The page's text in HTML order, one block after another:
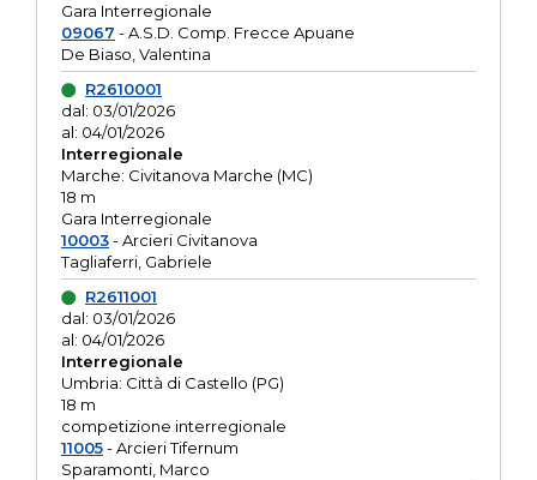
Gara Interregionale
09067 - A.S.D. Comp. Frecce Apuane
De Biaso, Valentina
R2610001
dal: 03/01/2026
al: 04/01/2026
Interregionale
Marche: Civitanova Marche (MC)
18 m
Gara Interregionale
10003- Arcieri Civitanova
Tagliaferri, Gabriele
R2611001
dal: 03/01/2026
al: 04/01/2026
Interregionale
Umbria: Città di Castello (PG)
18 m
competizione interregionale
11005- Arcieri Tifernum
Sparamonti, Marco